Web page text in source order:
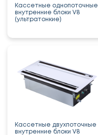
Кассетные однопоточные
внутренние блоки V8
(ультратонкие)
Кассетные двухпоточные
внутренние блоки V8